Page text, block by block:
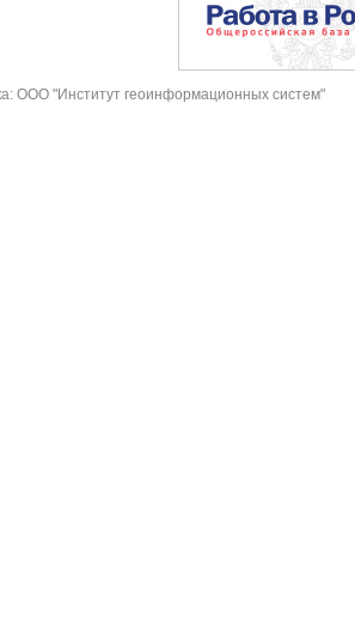
ООО "Институт геоинформационных систем"